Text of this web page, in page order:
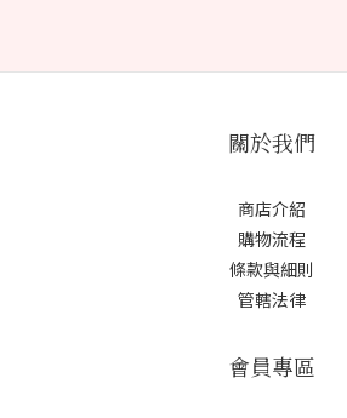
關於我們
商店介紹
購物流程
條款與細則
管轄法律
會員專區